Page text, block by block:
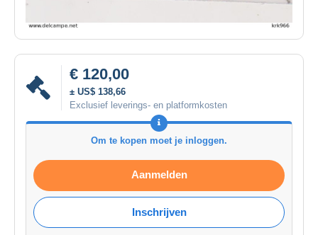
€ 120,00
± US$ 138,66
Exclusief leverings- en platformkosten
Om te kopen moet je inloggen.
Aanmelden
Inschrijven